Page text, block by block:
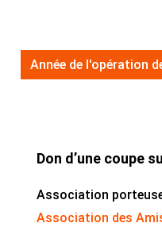
Année de l'opération
Don d’une coupe
Association
Association des